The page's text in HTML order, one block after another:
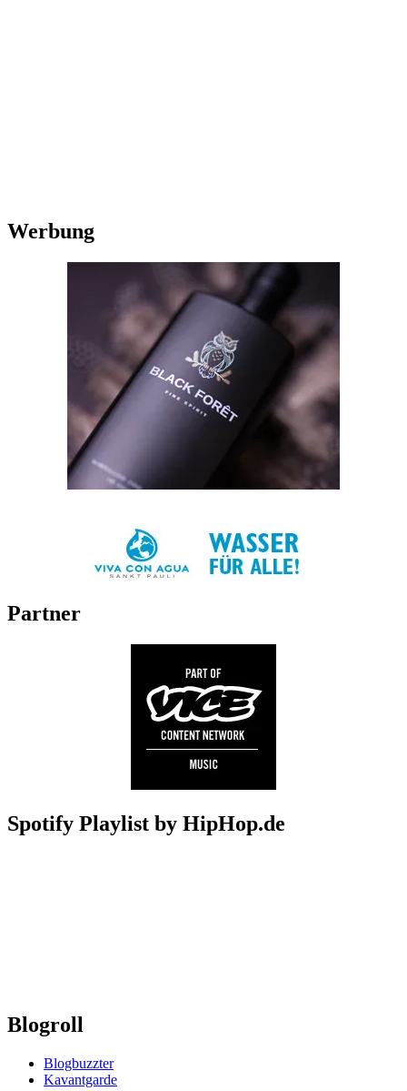
Werbung
Partner
Spotify Playlist by HipHop.de
Blogroll
Blogbuzzter
Kavantgarde